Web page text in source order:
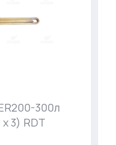
300л
3) RDT